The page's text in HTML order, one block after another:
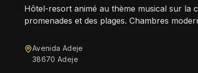
Hôtel-resort animé au thème musical sur la
promenades et des plages. Chambres
Avenida Adeje
38670 Adeje